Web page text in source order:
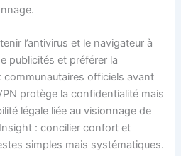
l’antivirus et le navigateur à
publicités et préférer la
communautaires officiels avant
protège la confidentialité mais
légale liée au visionnage de
: concilier confort et
simples mais systématiques.